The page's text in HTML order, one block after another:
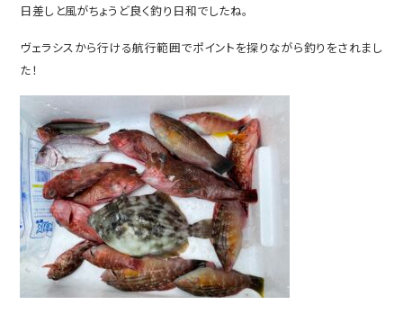
日差しと風がちょうど良く釣り日和でしたね。
ヴェラシスから行ける航行範囲でポイントを探りながら釣りをされまし
た！